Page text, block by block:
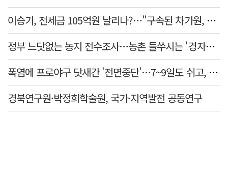
이승기, 전세금 105억원 날리나?…"구속된 차가원, 형사 범죄 영역"
정부 느닷없는 농지 전수조사…농촌 들쑤시는 '경자유전'의 칼날
폭염에 프로야구 닷새간 '전면중단'…7~9일도 쉬고, 11일 재개
경북연구원·박정희학술원, 국가·지역발전 공동연구